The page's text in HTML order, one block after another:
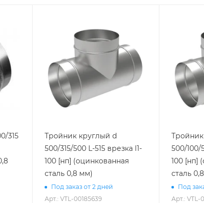
315
Тройник круглый d
500/315/500 L-515 врезка l1-
100 [нп] (оцинкованная
сталь 0,8 мм)
Под заказ от 2 дней
Арт.: VTL-00185639
500/100/
100 [нп]
сталь
Под
Арт.: VTL-